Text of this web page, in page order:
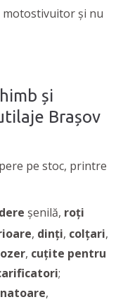
motostivuitor și nu
și
Brașov
pe stoc, printre
șenilă, roți
, dinți, colțari,
, cuțite pentru
;
,